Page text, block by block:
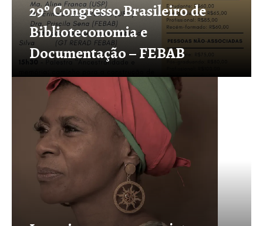
29º Congresso Brasileiro de
Biblioteconomia e
Documentação – FEBAB